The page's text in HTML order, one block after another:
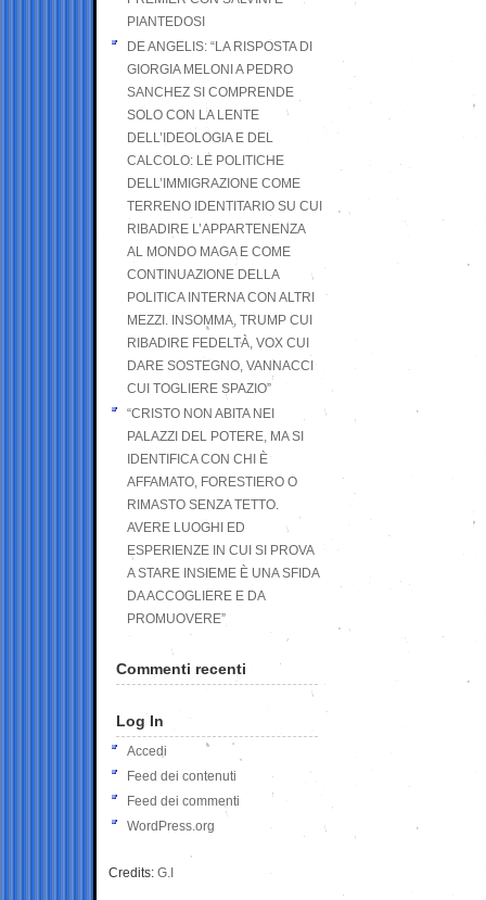
PIANTEDOSI
DE ANGELIS: “LA RISPOSTA DI
GIORGIA MELONI A PEDRO
SANCHEZ SI COMPRENDE
SOLO CON LA LENTE
DELL’IDEOLOGIA E DEL
CALCOLO: LE POLITICHE
DELL’IMMIGRAZIONE COME
TERRENO IDENTITARIO SU CUI
RIBADIRE L’APPARTENENZA
AL MONDO MAGA E COME
CONTINUAZIONE DELLA
POLITICA INTERNA CON ALTRI
MEZZI. INSOMMA, TRUMP CUI
RIBADIRE FEDELTÀ, VOX CUI
DARE SOSTEGNO, VANNACCI
CUI TOGLIERE SPAZIO”
“CRISTO NON ABITA NEI
PALAZZI DEL POTERE, MA SI
IDENTIFICA CON CHI È
AFFAMATO, FORESTIERO O
RIMASTO SENZA TETTO.
AVERE LUOGHI ED
ESPERIENZE IN CUI SI PROVA
A STARE INSIEME È UNA SFIDA
DA ACCOGLIERE E DA
PROMUOVERE”
Commenti recenti
Log In
Accedi
Feed dei contenuti
Feed dei commenti
WordPress.org
Credits: G.I